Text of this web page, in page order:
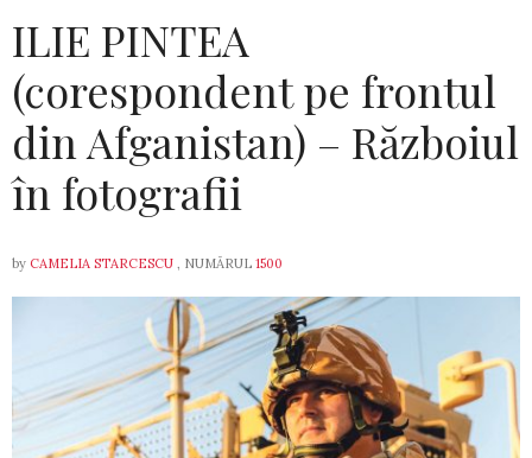
ILIE PINTEA
(corespondent pe frontul
din Afganistan) – Războiul
în fotografii
by CAMELIA STARCESCU , NUMĂRUL 1500